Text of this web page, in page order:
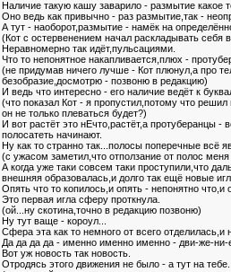
Наличие такую кашу заварило - размытие какое
Оно ведь как привычно - раз размытие,так -
А тут - наоборот,размытие - намёк на
(Кот с остервенением начал раскладывать себя
Неравномерно так идёт,пульсациями.
Что то непонятное накапливается,плюх -
(не придумав ничего лучше - Кот плюнул,а про
безобразие,досмотрю - позвоню в редакцию)
И ведь что интересно - его наличие ведёт к
(что показал Кот - я пропустил,потому что решил
он не только плеваться будет?)
И вот растёт это нЕчто,растёт,а протуберанцы -
полосатеть начинают.
Ну как то странно так...полосы поперечные всё
(с ужасом заметил,что отползание от полос
А когда уже таки совсем таки проступили,что
внешняя образовалась,и долго так ещё новые
Опять что то копилось,и опять - непонятно
Это первая игла сферу проткнула.
(ой...ну скотина,точно в редакцию позвоню)
Ну тут ваще - короул...
Сфера эта как то немного от всего отделилась,и
Да да да да - именно именно именно - дви-же-ни-
Вот уж новость так новость.
Отродясь этого движения не было - а тут на тебе.